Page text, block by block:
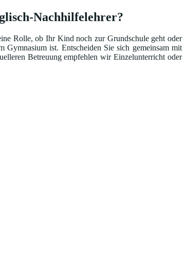
Nachhilfelehrer?
Rolle, ob Ihr Kind noch zur Grundschule geht oder
Gymnasium ist. Entscheiden Sie sich gemeinsam mit
Betreuung empfehlen wir Einzelunterricht oder